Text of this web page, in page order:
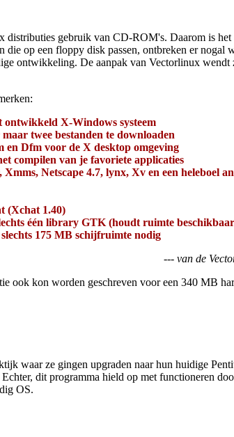
distributies gebruik van CD-ROM's. Daarom is
die op een floppy disk passen, ontbreken er
ontwikkeling. De aanpak van Vectorlinux
ontwikkeld X-Windows systeem
twee bestanden te downloaden
en Dfm voor de X desktop omgeving
compilen van je favoriete applicaties
Netscape 4.7, lynx, Xv en een heleboel
(Xchat 1.40)
één library GTK (houdt ruimte
175 MB schijfruimte nodig
--- van de
ook kon worden geschreven voor een 340 MB
waar ze gingen upgraden naar hun huidige
dit programma hield op met functioneren
OS.